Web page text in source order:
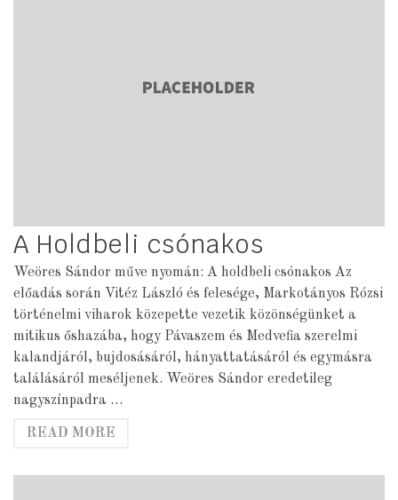
A Holdbeli csónakos
Weöres Sándor műve nyomán: A holdbeli csónakos Az
előadás során Vitéz László és felesége, Markotányos Rózsi
történelmi viharok közepette vezetik közönségünket a
mitikus őshazába, hogy Pávaszem és Medvefia szerelmi
kalandjáról, bujdosásáról, hányattatásáról és egymásra
találásáról meséljenek. Weöres Sándor eredetileg
nagyszínpadra …
READ MORE